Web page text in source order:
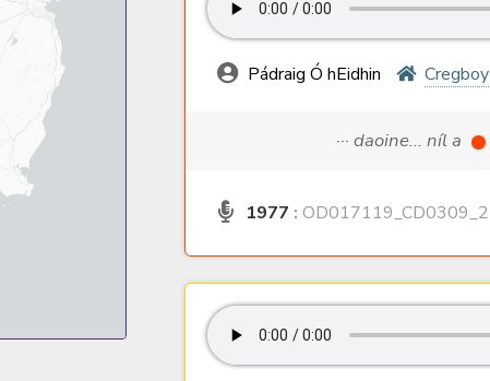
Pádraig Ó hEidhin Cregboy
··· daoine... níl a
1977 : OD017119_CD0309_2